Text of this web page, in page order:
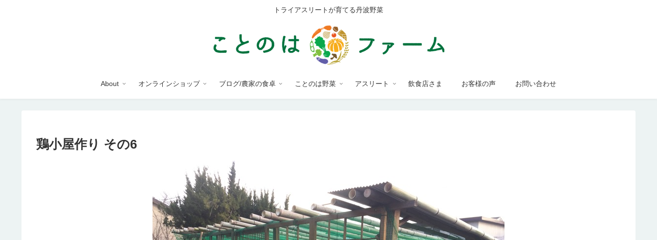
トライアスリートが育てる丹波野菜
About オンラインショップ ブログ/農家の食卓 ことのは野菜 アスリート 飲食店さま お客様の声 お問い合わせ
鶏小屋作り その6